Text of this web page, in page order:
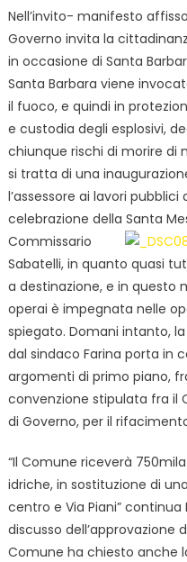
Nell’invito- manifesto
Governo invita la
in occasione di Santa
Santa Barbara viene
il fuoco, e quindi in
e custodia degli esplosivi,
chiunque rischi di morire di
si tratta di una
l’assessore ai lavori pubblici
celebrazione della Santa
Commissario
Sabatelli, in quanto quasi
a destinazione, e in questo
operai è impegnata nelle
spiegato. Domani intanto,
dal sindaco Farina porta in
argomenti di primo piano,
convenzione stipulata fra il
di Governo, per il
“Il Comune riceverà
idriche, in sostituzione di
centro e Via Piani”
discusso dell’approvazione
Comune ha chiesto anche